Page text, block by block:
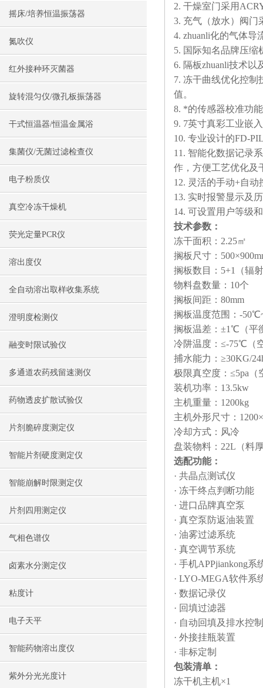
摇床/培养恒温振荡器
氮吹仪
红外接种环灭菌器
旋转混匀仪/微孔板振荡器
干式恒温器/恒温金属浴
集菌仪/无菌过滤检查仪
电子粉质仪
真空冷冻干燥机
荧光定量PCR仪
溶出度仪
全自动溶出取样收集系统
澄明度检测仪
融变时限试验仪
多通道农药残留速测仪
药物透皮扩散试验仪
片剂脆碎度测定仪
智能片剂硬度测定仪
智能崩解时限测定仪
片剂四用测定仪
气相色谱仪
卤素水分测定仪
粘度计
电子天平
智能药物溶出度仪
紫外分光光度计
2. 干燥室门采用
3. 充气（放水）阀门
4. zhuanli化的气体
5. 国际知名品牌压
6. 隔板zhuanli技术
7. 冻干曲线优化控
值。
8. *的传感器校准功
9. 7英寸真彩工业嵌
10. 专业设计的FD-
11. 智能化数据记录
作，方便工艺优化及
12. 灵活的手动+自
13. 实时报警显示及
14. 可设置用户等级
技术参数：
冻干面积：2.25㎡
搁板尺寸：
搁板数目：5+1（辐
物料盘数量：10个
搁板间距：80mm
搁板温度范围：-
搁板温差：±1℃（平
冷阱温度：≤-75℃（
捕水能力：≥30KG/
极限真空度：≤5pa（
装机功率：13.5kw
主机重量：1200kg
主机外形尺寸：
冷却方式：风冷
盘装物料：22L（料
选配功能：
· 共晶点测试仪
· 冻干终点判断功能
· 进口品牌真空泵
· 真空泵防返油装置
· 油雾过滤系统
· 真空调节系统
· 手机APPjiankong系
· LYO-MEGA软件系
· 数据记录仪
· 回填过滤器
· 自动回填及排水控
· 外接挂瓶装置
· 非标定制
包装清单：
冻干机主机×1